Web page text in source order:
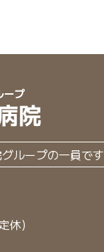
ループの一員です
休)